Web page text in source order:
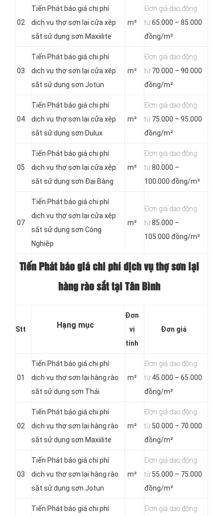
02
Tiến Phát báo giá chi phí
dịch vụ thợ sơn lại cửa xêp
sắt sử dụng sơn Maxiilite
m²
Đơn giá dao động
từ65.000 – 85.000
đồng/m²
03
Tiến Phát báo giá chi phí
dịch vụ thợ sơn lại cửa xêp
sắt sử dụng sơn Jotun
m²
Đơn giá dao động
từ70.000 – 90.000
đồng/m²
04
Tiến Phát báo giá chi phí
dịch vụ thợ sơn lại cửa xêp
sắt sử dụng sơn Dulux
m²
Đơn giá dao động
từ75.000 – 95.000
đồng/m²
05
Tiến Phát báo giá chi phí
dịch vụ thợ sơn lại cửa xêp
sắt sử dụng sơn Đại Bàng
m²
Đơn giá dao động
từ80.000 –
100.000 đồng/m²
07
Tiến Phát báo giá chi phí
dịch vụ thợ sơn lại cửa xêp
sắt sử dụng sơn Công
Nghiệp
m²
Đơn giá dao động
từ85.000 –
105.000 đồng/m²
Tiến Phát báo giá chi phí dịch vụ thợ sơn lại
hàng rào sắt tại Tân Bình
Stt Hạng mục
Đơn
vị
tính
Đơn giá
01
Tiến Phát báo giá chi phí
dịch vụ thợ sơn lại hàng rào
sắt sử dụng sơn Thái
m²
Đơn giá dao động
từ45.000 – 65.000
đồng/m²
02
Tiến Phát báo giá chi phí
dịch vụ thợ sơn lại hàng rào
sắt sử dụng sơn Maxiilite
m²
Đơn giá dao động
từ50.000 – 70.000
đồng/m²
03
Tiến Phát báo giá chi phí
dịch vụ thợ sơn lại hàng rào
sắt sử dụng sơn Jotun
m²
Đơn giá dao động
từ55.000 – 75.000
đồng/m²
Tiến Phát báo giá chi phí
Đơn giá dao động